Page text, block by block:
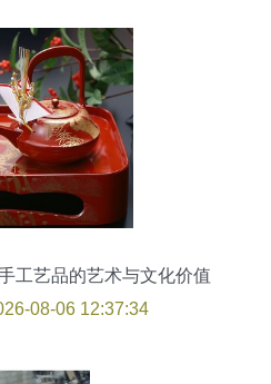
工艺品的艺术与文化价值
08-06 12:37:34